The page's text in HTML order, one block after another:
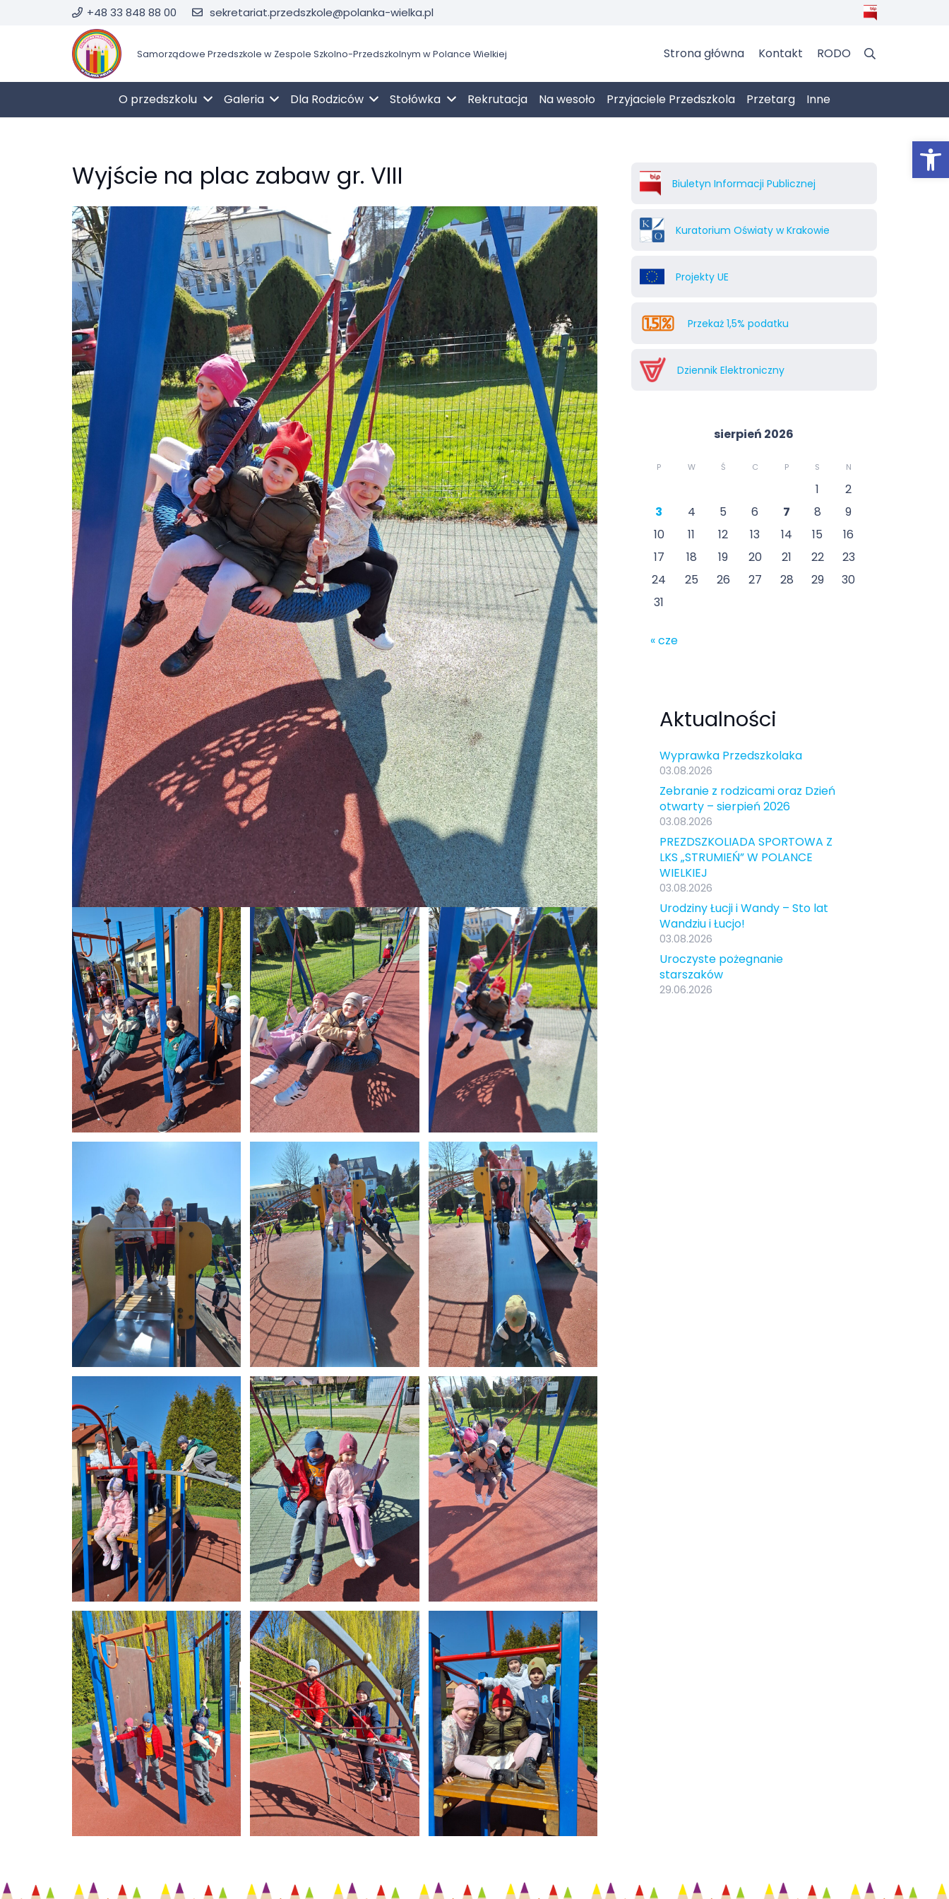
+48 33 848 88 00 sekretariat.przedszkole@polanka-wielka.pl
Samorządowe Przedszkole w Zespole Szkolno-Przedszkolnym w Polance Wielkiej Strona główna Kontakt RODO
O przedszkolu Galeria Dla Rodziców Stołówka Rekrutacja Na wesoło Przyjaciele Przedszkola Przetarg Inne
Wyjście na plac zabaw gr. VIII Biuletyn Informacji Publicznej
Kuratorium Oświaty w Krakowie
Projekty UE
Przekaż 1,5% podatku
Dziennik Elektroniczny
sierpień 2026
P W Ś C P S N
1
2
3
4 5 6 7 8
9
10
11 12 13 14 15
16
17
18 19 20 21 22
23
24
25 26 27 28 29
30
31
« cze
Aktualności
Wyprawka Przedszkolaka
03.08.2026
Zebranie z rodzicami oraz Dzień
otwarty – sierpień 2026
03.08.2026
PREZDSZKOLIADA SPORTOWA Z
LKS „STRUMIEŃ” W POLANCE
WIELKIEJ
03.08.2026
Urodziny Łucji i Wandy – Sto lat
Wandziu i Łucjo!
03.08.2026
Uroczyste pożegnanie
starszaków
29.06.2026